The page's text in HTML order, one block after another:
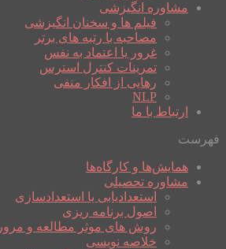
مشاوره انگیزشی
فیلم ها و سخنان انگیزشی
مصاحبه با رتبه های برتر
غرور یا اعتماد به نفس
تمرینات کنترل استرس
رهایی از افکار منفی
NLP
ارتباط با ما
فهرست
همایش‌ها و کارگاه‌ها
مشاوره تحصیلی
استعدادیابی یا استعدادسازی
اصول برنامه ریزی
روش های موثر مطالعه و مرور
خلاصه نویسی